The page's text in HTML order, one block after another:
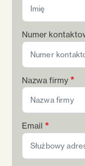
Numer
Nazwa firmy
Email